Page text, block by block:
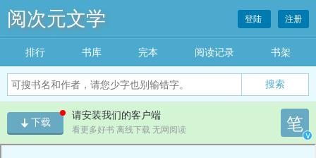
阅次元文学
搜索
登陆 注册
排行 书库 完本 阅读记录 书架
下载
请安装我们的客户端
看更多好书 离线下载 无网阅读 笔
v